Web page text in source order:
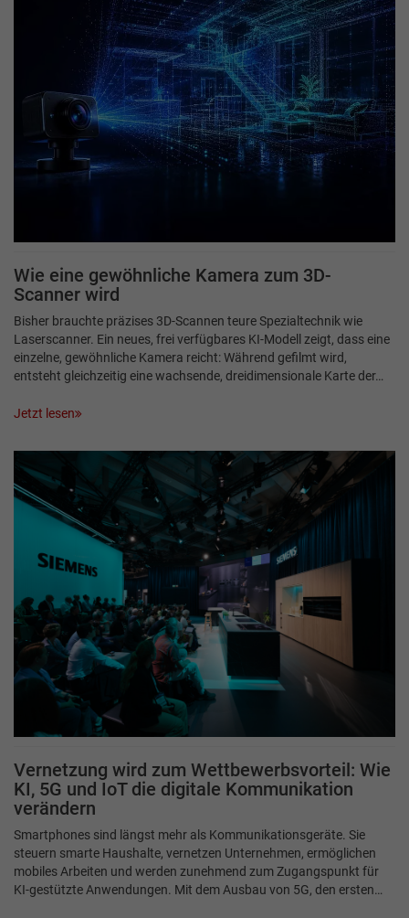
Wie eine gewöhnliche Kamera zum 3D-
Scanner wird
Bisher brauchte präzises 3D-Scannen teure Spezialtechnik wie
Laserscanner. Ein neues, frei verfügbares KI-Modell zeigt, dass eine
einzelne, gewöhnliche Kamera reicht: Während gefilmt wird,
entsteht gleichzeitig eine wachsende, dreidimensionale Karte der…
Jetzt lesen
Vernetzung wird zum Wettbewerbsvorteil: Wie
KI, 5G und IoT die digitale Kommunikation
verändern
Smartphones sind längst mehr als Kommunikationsgeräte. Sie
steuern smarte Haushalte, vernetzen Unternehmen, ermöglichen
mobiles Arbeiten und werden zunehmend zum Zugangspunkt für
KI-gestützte Anwendungen. Mit dem Ausbau von 5G, den ersten…